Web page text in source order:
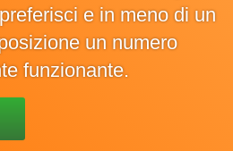
e in meno di un
un numero
funzionante.